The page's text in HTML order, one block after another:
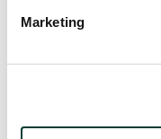
Marketing